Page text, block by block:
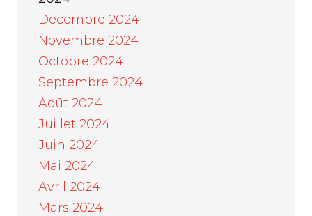
Decembre 2024
Novembre 2024
Octobre 2024
Septembre 2024
Août 2024
Juillet 2024
Juin 2024
Mai 2024
Avril 2024
Mars 2024